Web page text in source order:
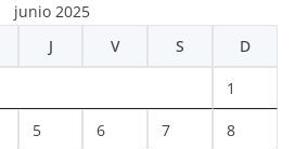
junio 2025
J V S D
1
5 6 7 8